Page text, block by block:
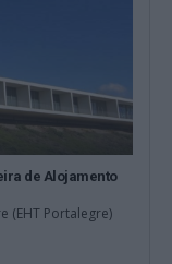
de Alojamento
(EHT Portalegre)